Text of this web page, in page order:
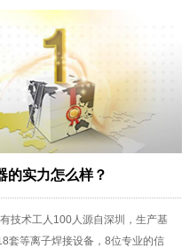
的实力怎么样？
技术工人100人源自深圳，生产基
套等离子焊接设备，8位专业的信